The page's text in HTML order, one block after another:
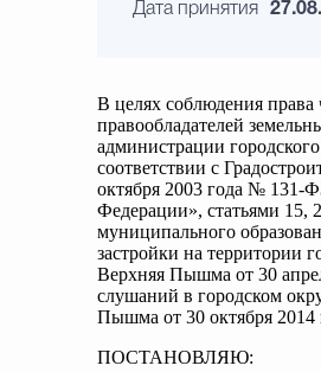
Дата принятия
В целях соблюдения права
правообладателей
администрации
соответствии с
октября 2003 года № 131-
Федерации», статьями 15,
муниципального
застройки на территории
Верхняя Пышма от 30
слушаний в городском
Пышма от 30 октября 2014
ПОСТАНОВЛЯЮ: